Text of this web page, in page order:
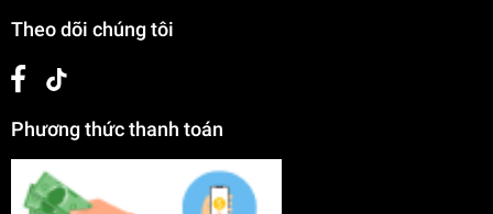
Theo dõi chúng tôi
Phương thức thanh toán